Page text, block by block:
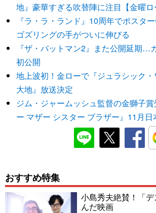
地』豪華すぎる吹替陣に注目【金曜ロ
『ラ・ラ・ランド』10周年でポスタ
ゴズリングの手がついに伸びる
『ザ・バットマン2』また公開延期…
初公開
地上波初！金ローで『ジュラシック
大地』放送決定
ジム・ジャームッシュ監督の金獅子
ー マザー シスター ブラザー』11月日
おすすめ特集
小島秀夫絶賛！「
んだ映画